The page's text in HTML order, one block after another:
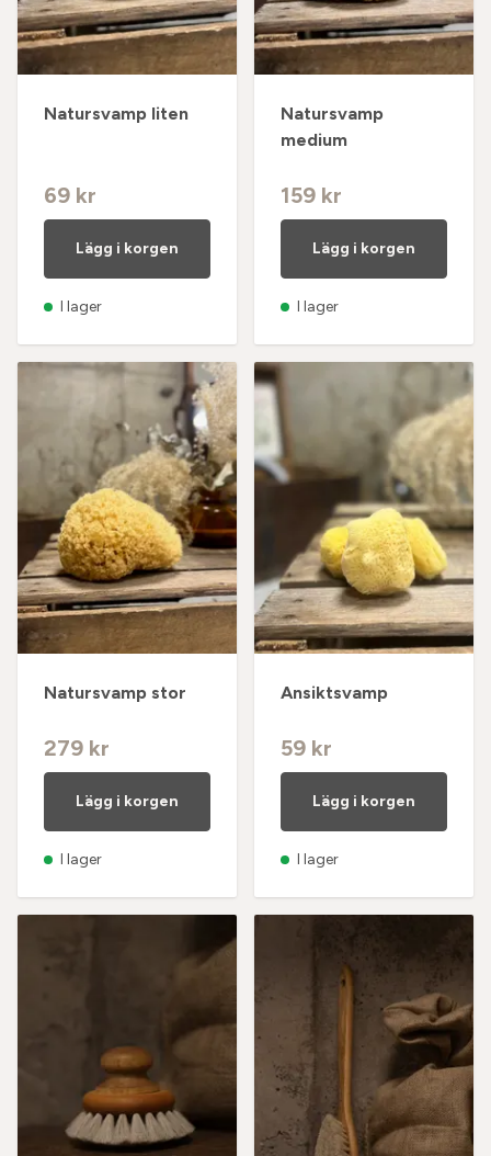
Natursvamp liten
69 kr
Lägg i korgen
I lager
Natursvamp
medium
159 kr
Lägg i korgen
I lager
Natursvamp stor
279 kr
Lägg i korgen
I lager
Ansiktsvamp
59 kr
Lägg i korgen
I lager